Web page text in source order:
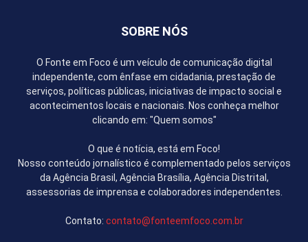
SOBRE NÓS
O Fonte em Foco é um veículo de comunicação digital
independente, com ênfase em cidadania, prestação de
serviços, políticas públicas, iniciativas de impacto social e
acontecimentos locais e nacionais. Nos conheça melhor
clicando em: "Quem somos"
O que é notícia, está em Foco!
Nosso conteúdo jornalístico é complementado pelos serviços
da Agência Brasil, Agência Brasília, Agência Distrital,
assessorias de imprensa e colaboradores independentes.
Contato: contato@fonteemfoco.com.br